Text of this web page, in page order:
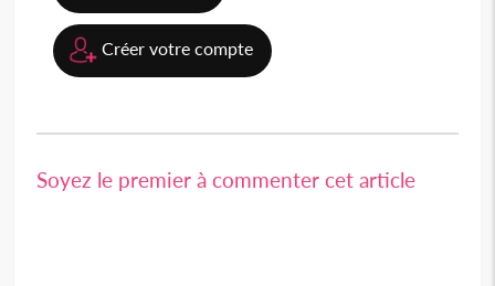
Créer votre compte
Soyez le premier à commenter cet article